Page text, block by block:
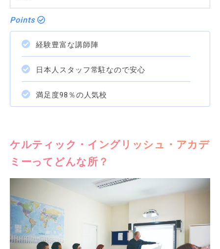
Points
経験豊富な講師陣
日本人スタッフ常駐なので安心
満足度98％の人気校
ケルティック・イングリッシュ・アカデ
ミーってどんな所？